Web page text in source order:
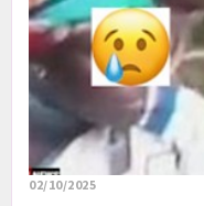
02/10/2025